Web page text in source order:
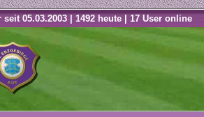
seit 05.03.2003 | 1492 heute | 17 User online